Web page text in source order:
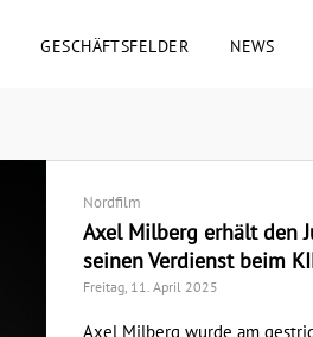
GESCHÄFTSFELDER NEWS
Nordfilm
Axel Milberg erhält den
seinen Verdienst beim
Freitag, 11. April 2025
Axel Milberg wurde am